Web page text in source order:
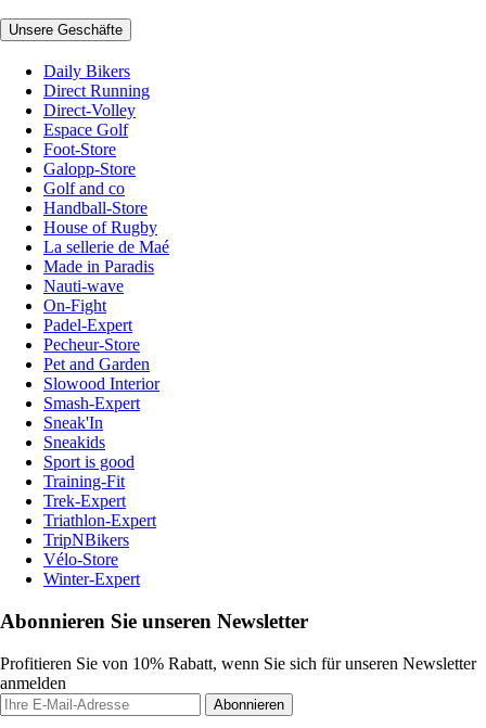
Unsere Geschäfte
Daily Bikers
Direct Running
Direct-Volley
Espace Golf
Foot-Store
Galopp-Store
Golf and co
Handball-Store
House of Rugby
La sellerie de Maé
Made in Paradis
Nauti-wave
On-Fight
Padel-Expert
Pecheur-Store
Pet and Garden
Slowood Interior
Smash-Expert
Sneak'In
Sneakids
Sport is good
Training-Fit
Trek-Expert
Triathlon-Expert
TripNBikers
Vélo-Store
Winter-Expert
Abonnieren Sie unseren Newsletter
Profitieren Sie von 10% Rabatt, wenn Sie sich für unseren Newsletter
anmelden
Abonnieren